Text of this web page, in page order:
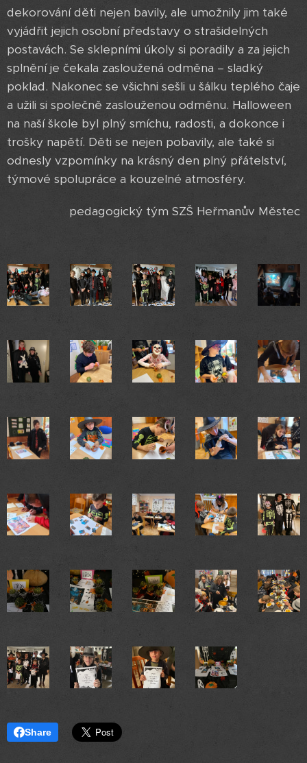
dekorování děti nejen bavily, ale umožnily jim také
vyjádřit jejich osobní představy o strašidelných
postavách. Se sklepními úkoly si poradily a za jejich
splnění je čekala zasloužená odměna – sladký
poklad. Nakonec se všichni sešli u šálku teplého čaje
a užili si společně zaslouženou odměnu. Halloween
na naší škole byl plný smíchu, radosti, a dokonce i
trošky napětí. Děti se nejen pobavily, ale také si
odnesly vzpomínky na krásný den plný přátelství,
týmové spolupráce a kouzelné atmosféry.
pedagogický tým SZŠ Heřmanův Městec
Share